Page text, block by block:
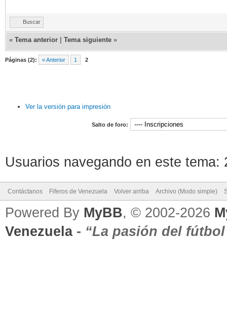
Buscar
« Tema anterior Tema siguiente »
Páginas (2): « Anterior 1 2
Ver la versión para impresión
Salto de foro:
Usuarios navegando en este tema:
Contáctanos Fiferos de Venezuela Volver arriba Archivo (Modo simple)
Powered By MyBB, © 2002-2026
Venezuela- “La pasión del